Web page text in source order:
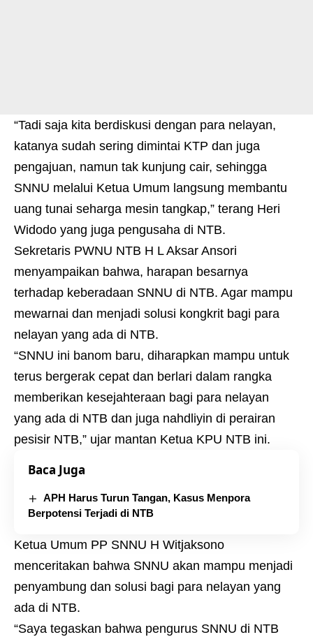
“Tadi saja kita berdiskusi dengan para nelayan,
katanya sudah sering dimintai KTP dan juga
pengajuan, namun tak kunjung cair, sehingga
SNNU melalui Ketua Umum langsung membantu
uang tunai seharga mesin tangkap,” terang Heri
Widodo yang juga pengusaha di NTB.
Sekretaris PWNU NTB H L Aksar Ansori
menyampaikan bahwa, harapan besarnya
terhadap keberadaan SNNU di NTB. Agar mampu
mewarnai dan menjadi solusi kongkrit bagi para
nelayan yang ada di NTB.
“SNNU ini banom baru, diharapkan mampu untuk
terus bergerak cepat dan berlari dalam rangka
memberikan kesejahteraan bagi para nelayan
yang ada di NTB dan juga nahdliyin di perairan
pesisir NTB,” ujar mantan Ketua KPU NTB ini.
Baca Juga
APH Harus Turun Tangan, Kasus Menpora
Berpotensi Terjadi di NTB
Ketua Umum PP SNNU H Witjaksono
menceritakan bahwa SNNU akan mampu menjadi
penyambung dan solusi bagi para nelayan yang
ada di NTB.
“Saya tegaskan bahwa pengurus SNNU di NTB